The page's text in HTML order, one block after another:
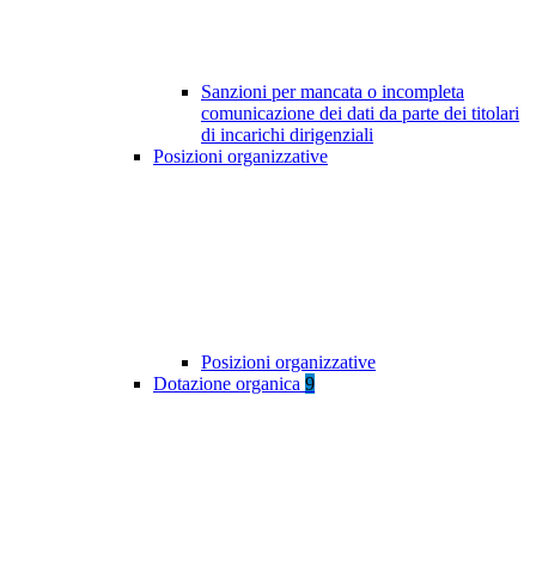
Sanzioni per mancata o incompleta
comunicazione dei dati da parte dei titolari
di incarichi dirigenziali
Posizioni organizzative
Posizioni organizzative
Dotazione organica 9